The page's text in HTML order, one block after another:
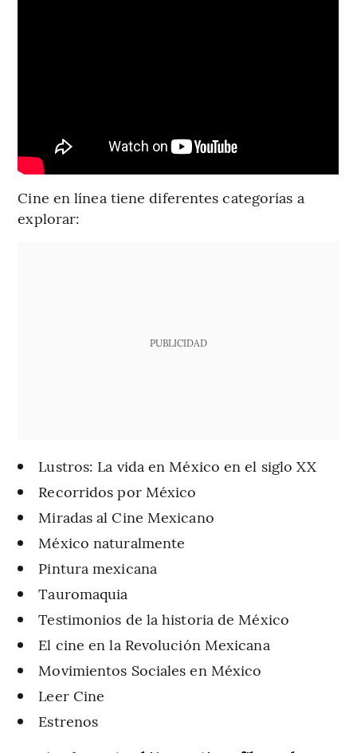
Cine en línea tiene diferentes categorías a
explorar:
PUBLICIDAD
Lustros: La vida en México en el siglo XX
Recorridos por México
Miradas al Cine Mexicano
México naturalmente
Pintura mexicana
Tauromaquia
Testimonios de la historia de México
El cine en la Revolución Mexicana
Movimientos Sociales en México
Leer Cine
Estrenos